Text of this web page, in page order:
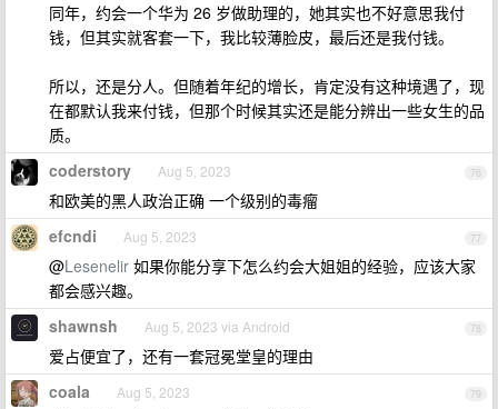
同年，约会一个华为 26 岁做助理的，她其实也不好意思我付
钱，但其实就客套一下，我比较薄脸皮，最后还是我付钱。
所以，还是分人。但随着年纪的增长，肯定没有这种境遇了，现
在都默认我来付钱，但那个时候其实还是能分辨出一些女生的品
质。
76
coderstory Aug 5, 2023
和欧美的黑人政治正确 一个级别的毒瘤
77
efcndi Aug 5, 2023
@Lesenelir 如果你能分享下怎么约会大姐姐的经验，应该大家
都会感兴趣。
78
shawnsh Aug 5, 2023 via Android
爱占便宜了，还有一套冠冕堂皇的理由
79
coala Aug 5, 2023